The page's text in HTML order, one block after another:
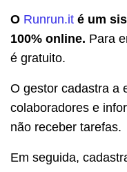
O Runrun.it é um
100% online. Para
é gratuito.
O gestor cadastra a
colaboradores e
não receber tarefas.
Em seguida,